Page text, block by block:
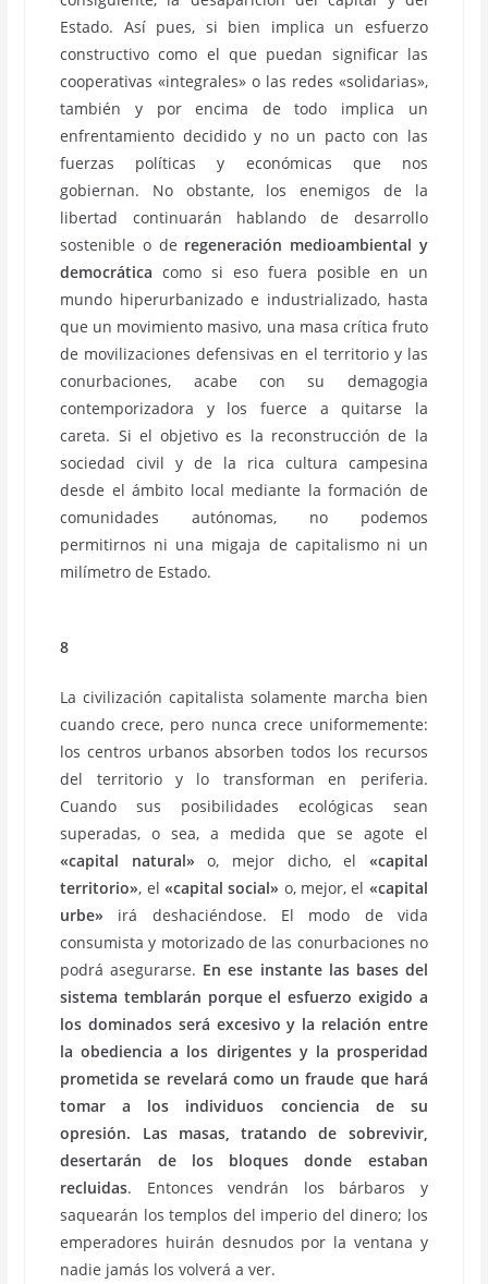
Estado. Así pues, si bien implica un esfuerzo
constructivo como el que puedan significar las
cooperativas «integrales» o las redes «solidarias»,
también y por encima de todo implica un
enfrentamiento decidido y no un pacto con las
fuerzas políticas y económicas que nos
gobiernan. No obstante, los enemigos de la
libertad continuarán hablando de desarrollo
sostenible o de regeneración medioambiental y
democrática como si eso fuera posible en un
mundo hiperurbanizado e industrializado, hasta
que un movimiento masivo, una masa crítica fruto
de movilizaciones defensivas en el territorio y las
conurbaciones, acabe con su demagogia
contemporizadora y los fuerce a quitarse la
careta. Si el objetivo es la reconstrucción de la
sociedad civil y de la rica cultura campesina
desde el ámbito local mediante la formación de
comunidades autónomas, no podemos
permitirnos ni una migaja de capitalismo ni un
milímetro de Estado.
8
La civilización capitalista solamente marcha bien
cuando crece, pero nunca crece uniformemente:
los centros urbanos absorben todos los recursos
del territorio y lo transforman en periferia.
Cuando sus posibilidades ecológicas sean
superadas, o sea, a medida que se agote el
«capital natural» o, mejor dicho, el «capital
territorio», el «capital social» o, mejor, el «capital
urbe» irá deshaciéndose. El modo de vida
consumista y motorizado de las conurbaciones no
podrá asegurarse. En ese instante las bases del
sistema temblarán porque el esfuerzo exigido a
los dominados será excesivo y la relación entre
la obediencia a los dirigentes y la prosperidad
prometida se revelará como un fraude que hará
tomar a los individuos conciencia de su
opresión.
Las masas, tratando de sobrevivir,
desertarán de los bloques donde estaban
recluidas. Entonces vendrán los bárbaros y
saquearán los templos del imperio del dinero; los
emperadores huirán desnudos por la ventana y
nadie jamás los volverá a ver.